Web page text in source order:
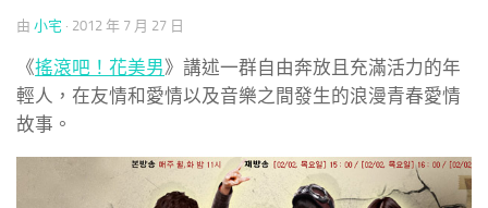
由 小宅 · 2012 年 7 月 27 日
《搖滾吧！花美男》講述一群自由奔放且充滿活力的年
輕人，在友情和愛情以及音樂之間發生的浪漫青春愛情
故事。